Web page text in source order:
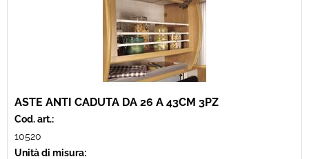
ASTE ANTI CADUTA DA 26 A 43CM 3PZ
Cod. art.:
10520
Unità di misura: